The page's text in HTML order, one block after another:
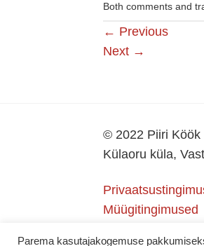
Both comments and
← Previous
Next →
© 2022 Piiri Köök
Külaoru küla,
Müügitingimused
Parema kasutajakogemuse